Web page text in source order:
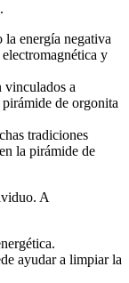
energía negativa
y
vinculados a
de orgonita
tradiciones
la pirámide de
A
ayudar a limpiar la